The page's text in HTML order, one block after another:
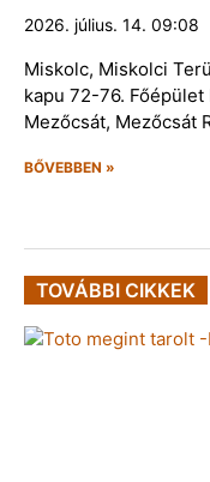
2026. július. 14. 09:08
Miskolc, Miskolci
kapu 72-76.
Mezőcsát, Mezőcsát
BŐVEBBEN »
TOVÁBBI CIKKEK